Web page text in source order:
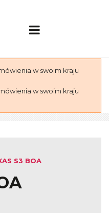
w swoim kraju
w swoim kraju
S3 BOA